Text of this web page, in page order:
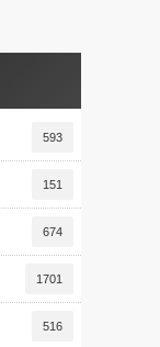
593
151
674
1701
516